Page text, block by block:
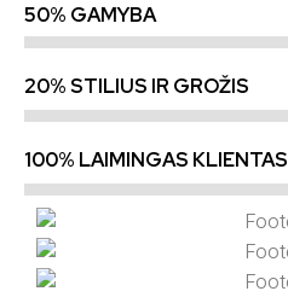
50% GAMYBA
20% STILIUS IR GROŽIS
100% LAIMINGAS KLIENTAS